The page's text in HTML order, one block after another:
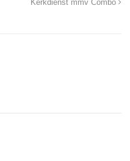
Kerkdienst mmv Combo